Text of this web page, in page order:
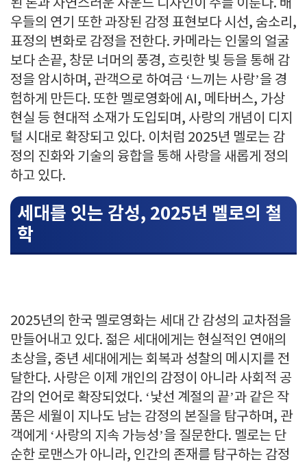
된 톤과 자연스러운 사운드 디자인이 주를 이룬다. 배
우들의 연기 또한 과장된 감정 표현보다 시선, 숨소리,
표정의 변화로 감정을 전한다. 카메라는 인물의 얼굴
보다 손끝, 창문 너머의 풍경, 흐릿한 빛 등을 통해 감
정을 암시하며, 관객으로 하여금 ‘느끼는 사랑’을 경
험하게 만든다. 또한 멜로영화에 AI, 메타버스, 가상
현실 등 현대적 소재가 도입되며, 사랑의 개념이 디지
털 시대로 확장되고 있다. 이처럼 2025년 멜로는 감
정의 진화와 기술의 융합을 통해 사랑을 새롭게 정의
하고 있다.
세대를 잇는 감성, 2025년 멜로의 철
학
2025년의 한국 멜로영화는 세대 간 감성의 교차점을
만들어내고 있다. 젊은 세대에게는 현실적인 연애의
초상을, 중년 세대에게는 회복과 성찰의 메시지를 전
달한다. 사랑은 이제 개인의 감정이 아니라 사회적 공
감의 언어로 확장되었다. ‘낯선 계절의 끝’과 같은 작
품은 세월이 지나도 남는 감정의 본질을 탐구하며, 관
객에게 ‘사랑의 지속 가능성’을 질문한다. 멜로는 단
순한 로맨스가 아니라, 인간의 존재를 탐구하는 감정